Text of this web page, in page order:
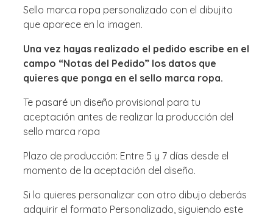
Sello marca ropa personalizado con el dibujito
que aparece en la imagen.
Una vez hayas realizado el pedido escribe en el
campo “Notas del Pedido” los datos que
quieres que ponga en el sello marca ropa.
Te pasaré un diseño provisional para tu
aceptación antes de realizar la producción del
sello marca ropa
Plazo de producción: Entre 5 y 7 días desde el
momento de la aceptación del diseño.
Si lo quieres personalizar con otro dibujo deberás
adquirir el formato Personalizado, siguiendo este